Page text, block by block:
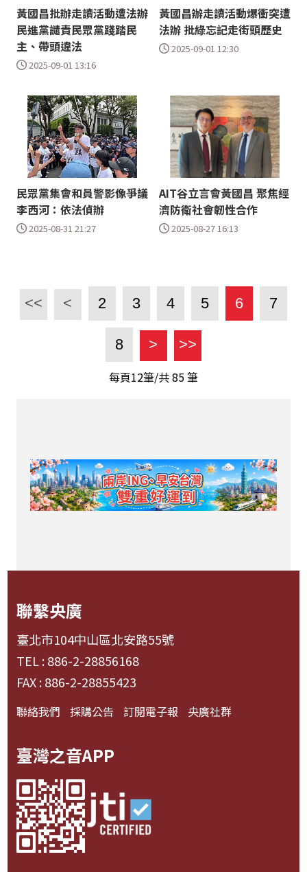
黃國昌批辦走讀活動遭法辦
民進黨譴責民眾黨踐踏民
主、帶頭違法
2025-09-01 13:16
黃國昌辦走讀活動爆衝突遭
法辦 批綠忘記走街頭歷史
2025-09-01 12:30
民眾黨集會和員警影像爭議
李西河：依法偵辦
2025-08-31 21:27
AIT谷立言會黃國昌 聚焦經
濟防衛社會韌性合作
2025-08-27 16:13
<< < 2 3 4 5 6 7
8 > >>
每頁12筆/共85筆
聯繫央廣
臺北市104中山區北安路55號
TEL : 886-2-28856168
FAX : 886-2-28855423
聯絡我們 採購公告 訂閱電子報 央廣社群
臺灣之音APP